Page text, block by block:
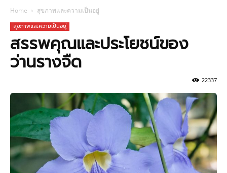
Home สุขภาพและความเป็นอยู่
สุขภาพและความเป็นอยู่
สรรพคุณและประโยชน์ของ
ว่านรางจืด
22337